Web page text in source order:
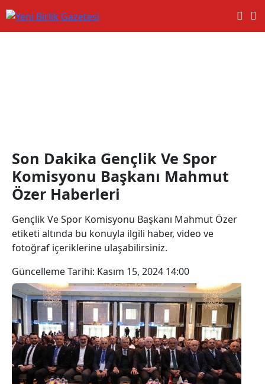
Son Dakika Gençlik Ve Spor
Komisyonu Başkanı Mahmut
Özer Haberleri
Gençlik Ve Spor Komisyonu Başkanı Mahmut Özer
etiketi altında bu konuyla ilgili haber, video ve
fotoğraf içeriklerine ulaşabilirsiniz.
Güncelleme Tarihi: Kasım 15, 2024 14:00